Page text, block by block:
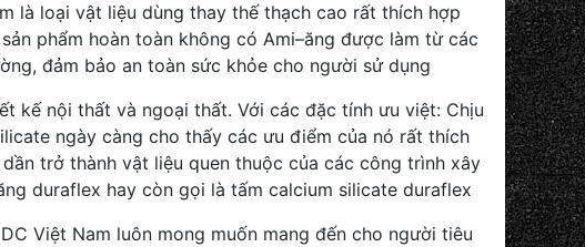
là loại vật liệu dùng thay thế thạch cao rất thích hợp
phẩm hoàn toàn không có Ami–ăng được làm từ các
đảm bảo an toàn sức khỏe cho người sử dụng
kế nội thất và ngoại thất. Với các đặc tính ưu việt: Chịu
ngày càng cho thấy các ưu điểm của nó rất thích
trở thành vật liệu quen thuộc của các công trình xây
duraflex hay còn gọi là tấm calcium silicate duraflex
Việt Nam luôn mong muốn mang đến cho người tiêu